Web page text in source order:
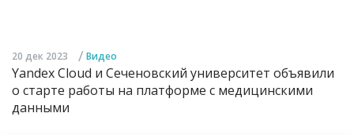
20 дек 2023 / Видео
Yandex Cloud и Сеченовский университет объявили
о старте работы на платформе с медицинскими
данными